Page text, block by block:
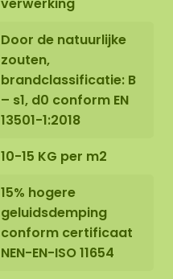
Door de natuurlijke
zouten,
brandclassificatie: B
– s1, d0 conform EN
13501-1:2018
10-15 KG per m2
15% hogere
geluidsdemping
conform certificaat
NEN-EN-ISO 11654